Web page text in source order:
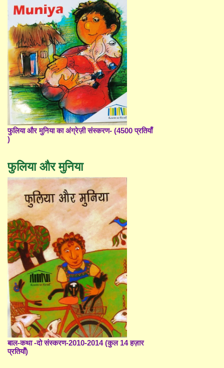
फुलिया और मुनिया का अंग्रेज़ी संस्करण- (4500 प्रतियाँ
)
फुलिया और मुनिया
बाल-कथा -दो संस्करण-2010-2014 (कुल 14 हज़ार
प्रतियाँ)